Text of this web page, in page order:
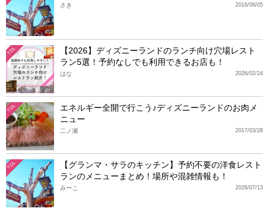
2016/06/05
さき
TDL
【2026】ディズニーランドのランチ向け穴場レスト
ラン5選！予約なしでも利用できるお店も！
2026/02/24
はな
TDL
エネルギー全開で行こう♪ディズニーランドのお肉メ
ニュー
2017/03/28
二ノ瀬
TDL
【グランマ・サラのキッチン】予約不要の洋食レスト
ランのメニューまとめ！場所や混雑情報も！
2026/07/13
みーこ